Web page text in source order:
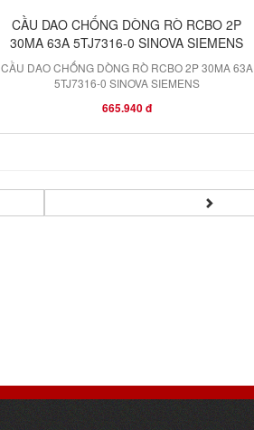
CẦU DAO CHỐNG DÒNG RÒ RCBO 2P
30MA 63A 5TJ7316-0 SINOVA SIEMENS
CẦU DAO CHỐNG DÒNG RÒ RCBO 2P 30MA 63A
5TJ7316-0 SINOVA SIEMENS
665.940 đ